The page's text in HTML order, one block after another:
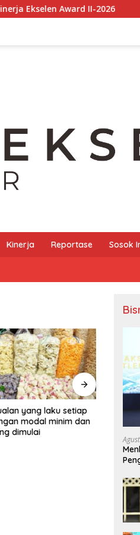
II-2026 Presiden
Kinerja Reportase Sosok
yang laku setiap
modal minim dan
dimulai
PT